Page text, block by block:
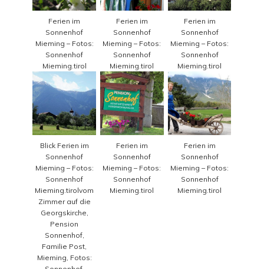
Ferien im
Sonnenhof
Mieming – Fotos:
Sonnenhof
Mieming.tirol
Ferien im
Sonnenhof
Mieming – Fotos:
Sonnenhof
Mieming.tirol
Ferien im
Sonnenhof
Mieming – Fotos:
Sonnenhof
Mieming.tirol
Blick Ferien im
Sonnenhof
Mieming – Fotos:
Sonnenhof
Mieming.tirolvom
Zimmer auf die
Georgskirche,
Pension
Sonnenhof,
Familie Post,
Mieming, Fotos:
Ferien im
Sonnenhof
Mieming – Fotos:
Sonnenhof
Mieming.tirol
Ferien im
Sonnenhof
Mieming – Fotos:
Sonnenhof
Mieming.tirol